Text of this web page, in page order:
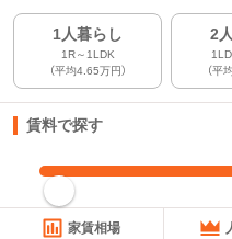
1人暮らし
1R～1LDK
（平均4.65万円）
2
（平
賃料で探す
指定した
家賃相場